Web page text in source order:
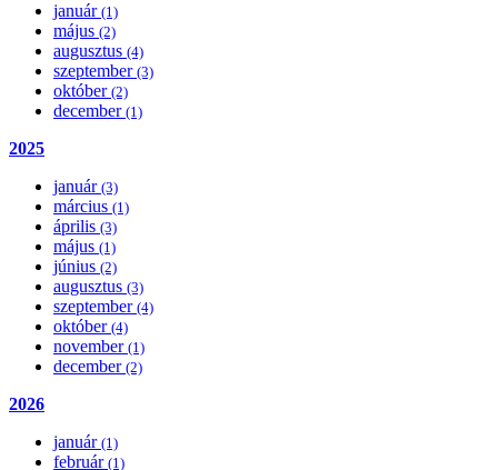
január (1)
május (2)
augusztus (4)
szeptember (3)
október (2)
december (1)
2025
január (3)
március (1)
április (3)
május (1)
június (2)
augusztus (3)
szeptember (4)
október (4)
november (1)
december (2)
2026
január (1)
február (1)